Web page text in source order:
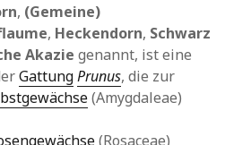
, (Gemeine)
, Heckendorn, Schwarz
Akazie genannt, ist eine
GattungPrunus, die zur
(Amygdaleae)
(Rosaceae)